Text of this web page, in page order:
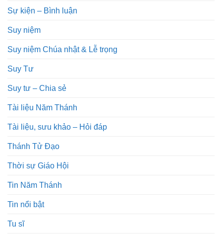
Sự kiện – Bình luận
Suy niệm
Suy niệm Chúa nhật & Lễ trọng
Suy Tư
Suy tư – Chia sẻ
Tài liệu Năm Thánh
Tài liệu, sưu khảo – Hỏi đáp
Thánh Tử Đạo
Thời sự Giáo Hội
Tin Năm Thánh
Tin nổi bật
Tu sĩ